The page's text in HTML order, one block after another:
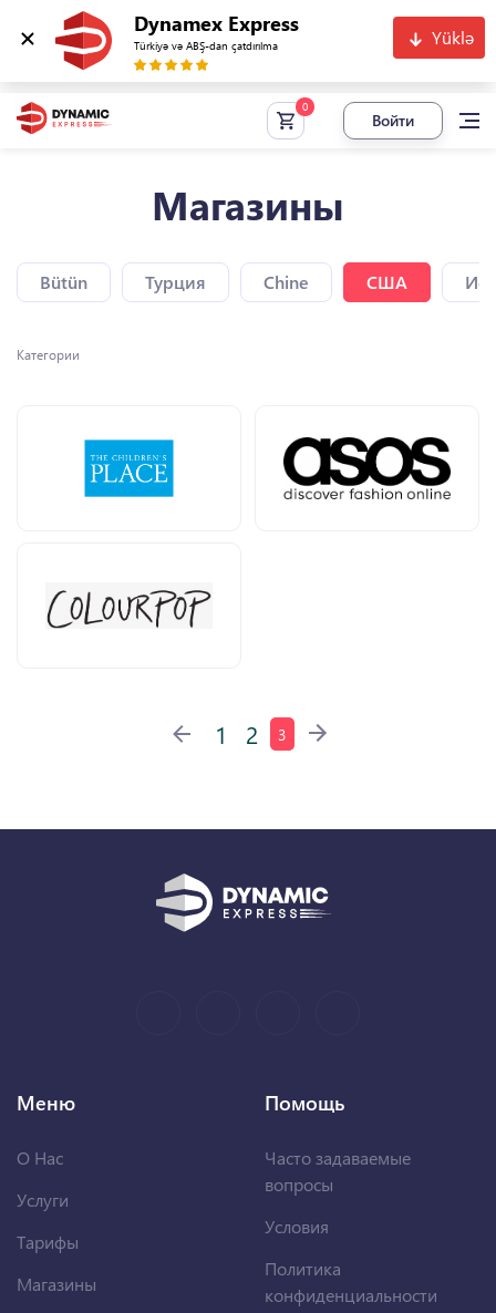
Dynamex Express
Türkiyə və ABŞ-dan çatdırılma Yüklə
Войти
Магазины
Bütün Турция Chine США
Категории
1 2 3
Меню
О Нас
Услуги
Тарифы
Магазины
Помощь
Часто задаваемые
вопросы
Условия
Политика
конфиденциальности